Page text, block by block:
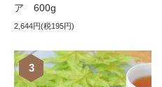
ア 600g
2,644円(税195円)
3